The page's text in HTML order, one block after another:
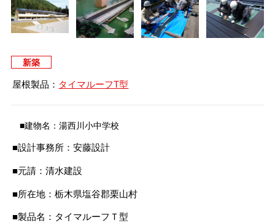
新築
屋根製品： タイマルーフT型
■建物名：湯西川小中学校
■設計事務所：安藤設計
■元請：清水建設
■所在地：栃木県塩谷郡栗山村
■製品名：タイマルーフＴ型